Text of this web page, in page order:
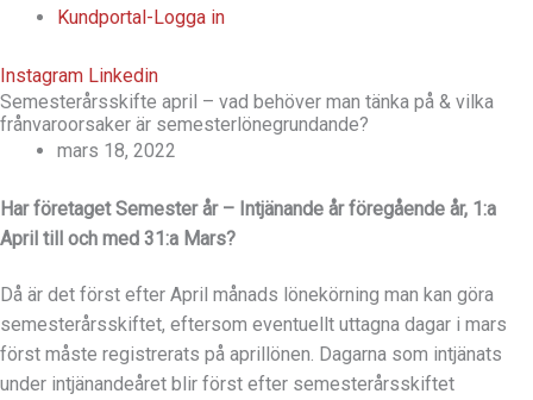
Kundportal-Logga in
Instagram Linkedin
Semesterårsskifte april – vad behöver man tänka på & vilka
frånvaroorsaker är semesterlönegrundande?
mars 18, 2022
Har företaget Semester år – Intjänande år föregående år, 1:a
April till och med 31:a Mars?
Då är det först efter April månads lönekörning man kan göra
semesterårsskiftet, eftersom eventuellt uttagna dagar i mars
först måste registrerats på aprillönen. Dagarna som intjänats
under intjänandeåret blir först efter semesterårsskiftet